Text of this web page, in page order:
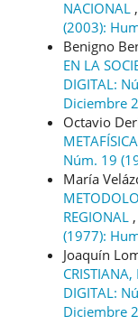
NACIONAL ,
(2003):
Benigno
EN LA
DIGITAL:
Diciembre
Octavio
Núm. 19
María
REGIONAL ,
(1977):
Joaquín
DIGITAL:
Diciembre